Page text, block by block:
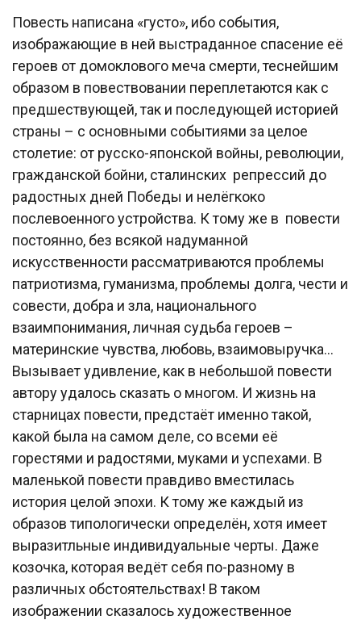
Повесть написана «густо», ибо события,
изображающие в ней выстраданное спасение её
героев от домоклового меча смерти, теснейшим
образом в повествовании переплетаются как с
предшествующей, так и последующей историей
страны – с основными событиями за целое
столетие: от русско-японской войны, революции,
гражданской бойни, сталинских репрессий до
радостных дней Победы и нелёгкоко
послевоенного устройства. К тому же в повести
постоянно, без всякой надуманной
искусственности рассматриваются проблемы
патриотизма, гуманизма, проблемы долга, чести и
совести, добра и зла, национального
взаимпонимания, личная судьба героев –
материнские чувства, любовь, взаимовыручка…
Вызывает удивление, как в небольшой повести
автору удалось сказать о многом. И жизнь на
старницах повести, предстаёт именно такой,
какой была на самом деле, со всеми её
горестями и радостями, муками и успехами. В
маленькой повести правдиво вместилась
история целой эпохи. К тому же каждый из
образов типологически определён, хотя имеет
выразитльные индивидуальные черты. Даже
козочка, которая ведёт себя по-разному в
различных обстоятельствах! В таком
изображении сказалось художественное